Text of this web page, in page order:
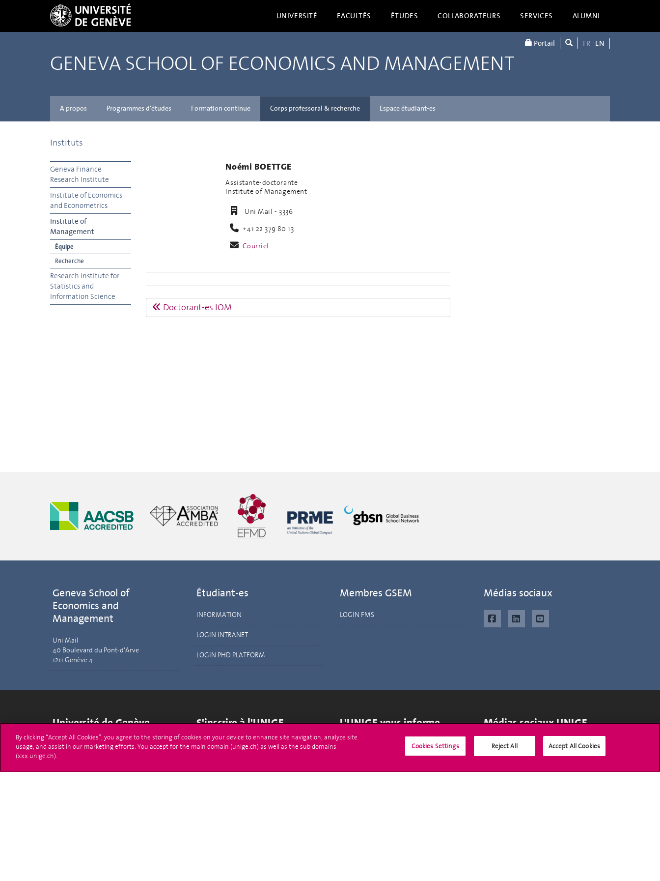
UNIVERSITÉ FACULTÉS ÉTUDES COLLABORATEURS SERVICES ALUMNI
Portail FR EN
GENEVA SCHOOL OF ECONOMICS AND MANAGEMENT
A propos Programmes d'études Formation continue Corps professoral & recherche Espace étudiant-es
Instituts
Geneva Finance
Research Institute
Institute of Economics
and Econometrics
Institute of
Management
Équipe
Recherche
Research Institute for
Statistics and
Information Science
Noémi BOETTGE
Assistante-doctorante
Institute of Management
Uni Mail - 3336
+41 22 379 80 13
Courriel
Doctorant-es IOM
Geneva School of
Economics and
Management
Uni Mail
40 Boulevard du Pont-d'Arve
1211 Genève 4
Étudiant-es
INFORMATION
LOGIN INTRANET
LOGIN PHD PLATFORM
Membres GSEM
LOGIN FMS
Médias sociaux
Université de Genève
24 rue du Général-Dufour
1211 Genève 4
F. +41 (0)22 379 11 34
S'inscrire à l'UNIGE
Immatriculations
L'UNIGE vous informe Médias sociaux UNIGE
By clicking “Accept All Cookies”, you agree to the storing of cookies on your device to enhance site navigation, analyze site
usage, and assist in our marketing efforts. You accept for the main domain (unige.ch) as well as the sub domains
(xxx.unige.ch).
Cookies Settings Reject All Accept All Cookies